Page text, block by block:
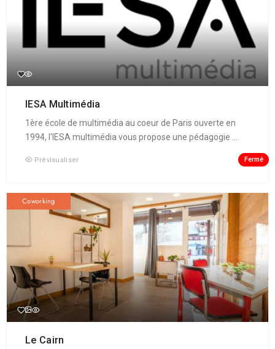
IESA Multimédia
1ère école de multimédia au coeur de Paris ouverte en
1994, l'IESA multimédia vous propose une pédagogie ...
Prévisualiser Fermé
Coworking
Le Cairn